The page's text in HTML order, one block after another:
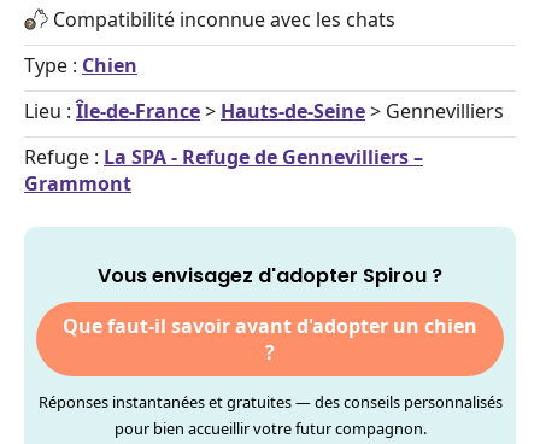
Compatibilité inconnue avec les chats
Type : Chien
Lieu : Île-de-France> Hauts-de-Seine> Gennevilliers
Refuge : La SPA - Refuge de Gennevilliers –
Grammont
Vous envisagez d'adopter Spirou ?
Que faut-il savoir avant d'adopter un chien
?
Réponses instantanées et gratuites — des conseils personnalisés
pour bien accueillir votre futur compagnon.